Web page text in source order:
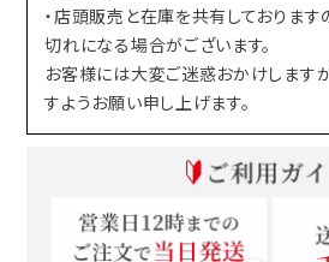
・店頭販売と在庫を共有しております
切れになる場合がございます。
お客様には大変ご迷惑おかけします
すようお願い申し上げます。